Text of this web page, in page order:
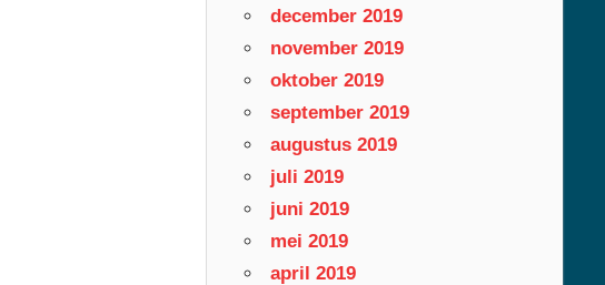
december 2019
november 2019
oktober 2019
september 2019
augustus 2019
juli 2019
juni 2019
mei 2019
april 2019